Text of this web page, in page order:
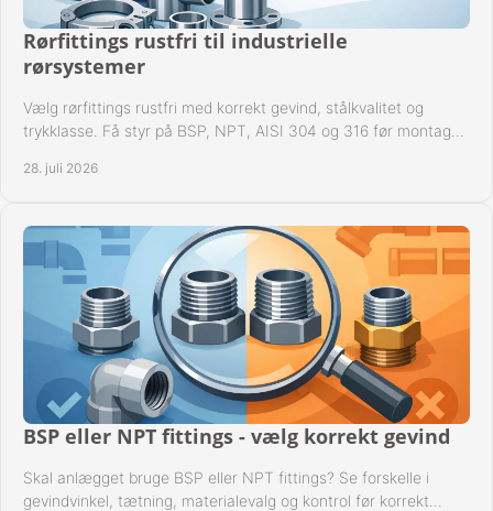
Rørfittings rustfri til industrielle
rørsystemer
Vælg rørfittings rustfri med korrekt gevind, stålkvalitet og
trykklasse. Få styr på BSP, NPT, AISI 304 og 316 før montage
28. juli 2026
BSP eller NPT fittings - vælg korrekt gevind
Skal anlægget bruge BSP eller NPT fittings? Se forskelle i
gevindvinkel, tætning, materialevalg og kontrol før korrekt